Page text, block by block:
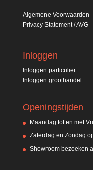
Algemene Voorwaarden
Privacy Statement / AVG
Inloggen
Inloggen particulier
Inloggen groothandel
Openingstijden
Maandag tot en met
Zaterdag en Zondag
Showroom bezoeken